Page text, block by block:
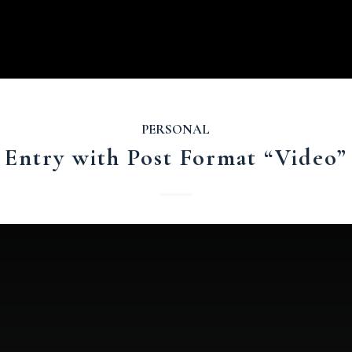
PERSONAL
Entry with Post Format “Video”